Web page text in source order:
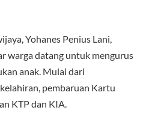
Yohanes Penius Lani,
warga datang untuk mengurus
anak. Mulai dari
pembaruan Kartu
KTP dan KIA.